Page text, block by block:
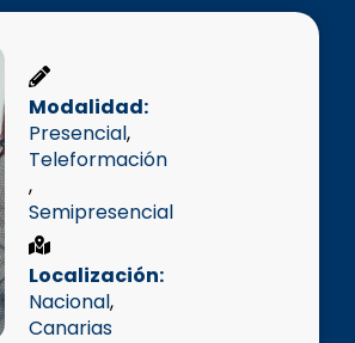
Modalidad:
Presencial,
Teleformación
,
Semipresencial
Localización:
Nacional,
Canarias